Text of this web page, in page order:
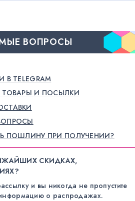
ВОПРОСЫ
TELEGRAM
ТОВАРЫ И ПОСЫЛКИ
ПОШЛИНУ ПРИ ПОЛУЧЕНИИ?
СКИДКАХ,
и вы никогда не пропустите
о распродажах.